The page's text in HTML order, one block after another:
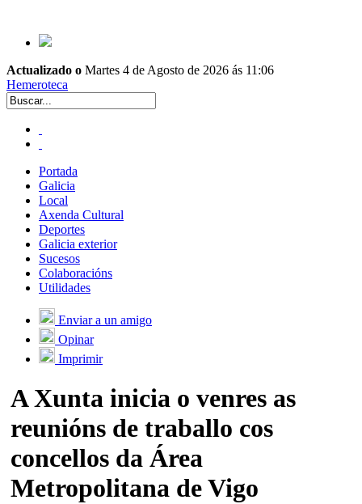
Actualizado o Martes 4 de Agosto de 2026 ás 11:06
Hemeroteca
Portada
Galicia
Local
Axenda Cultural
Deportes
Galicia exterior
Sucesos
Colaboracións
Utilidades
Enviar a un amigo
Opinar
Imprimir
A Xunta inicia o venres as
reunións de traballo cos
concellos da Área
Metropolitana de Vigo